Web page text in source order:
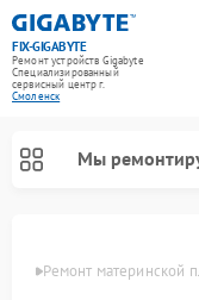
FIX-GIGABYTE
Ремонт устройств Gigabyte
Специализированный
cервисный центр г.
Смоленск
Мы
Ремонт материнской